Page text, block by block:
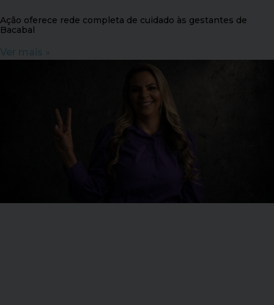
Ação oferece rede completa de cuidado às gestantes de
Bacabal
Ver mais »